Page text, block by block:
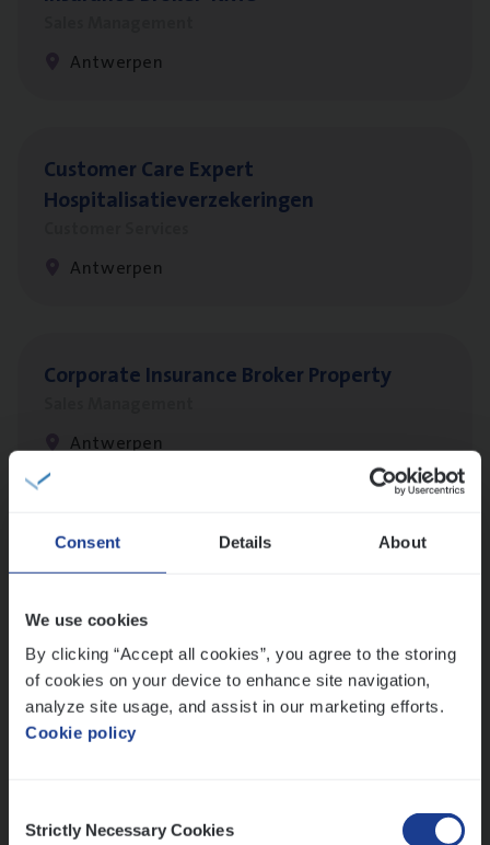
Consent Details About
We use cookies
By clicking “Accept all cookies”, you agree to the storing
of cookies on your device to enhance site navigation,
analyze site usage, and assist in our marketing efforts.
Cookie policy
Selection
Strictly Necessary Cookies
Antwerpen
Cus­to­mer Care Expert
Hospitalisatieverzekeringen
Antwerpen
Cor­po­ra­te Insu­ran­ce Bro­ker Property
Antwerpen
Busi­ness Mana­ger Mari­ne Cargo
People Management, Sales Management
Antwerpen
(Agi­le)ITPro­ject Manager